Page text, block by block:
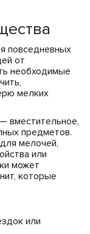
повседневных
от
необходимые
мелких
вместительное,
предметов.
мелочей,
или
может
которые
или